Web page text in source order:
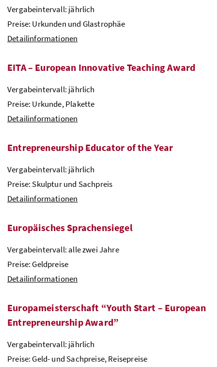
Vergabeintervall: jährlich
Preise: Urkunden und Glastrophäe
Detailinformationen
EITA – European Innovative Teaching Award
Vergabeintervall: jährlich
Preise: Urkunde, Plakette
Detailinformationen
Entrepreneurship Educator of the Year
Vergabeintervall: jährlich
Preise: Skulptur und Sachpreis
Detailinformationen
Europäisches Sprachensiegel
Vergabeintervall: alle zwei Jahre
Preise: Geldpreise
Detailinformationen
Europameisterschaft “Youth Start – European
Entrepreneurship Award”
Vergabeintervall: jährlich
Preise: Geld- und Sachpreise, Reisepreise